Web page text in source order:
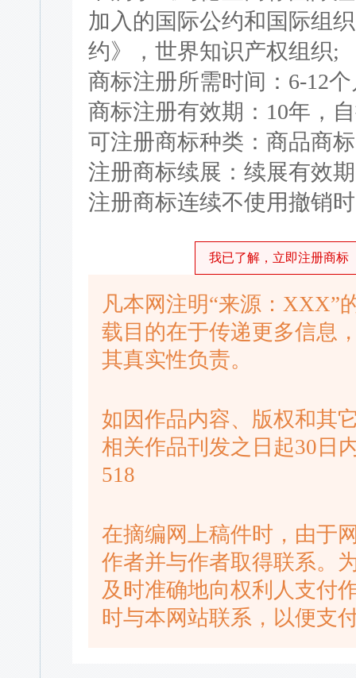
加入的国际公约和国际组
约》，世界知识产权组织;
商标注册所需时间：6-12
商标注册有效期：10年，
可注册商标种类：商品商
注册商标续展：续展有效
注册商标连续不使用撤销
我已了解，立即注册商标
凡本网注明“来源：XXX”
载目的在于传递更多信息
其真实性负责。
如因作品内容、版权和其
相关作品刊发之日起30日
518
在摘编网上稿件时，由于
作者并与作者取得联系。
及时准确地向权利人支付
时与本网站联系，以便支